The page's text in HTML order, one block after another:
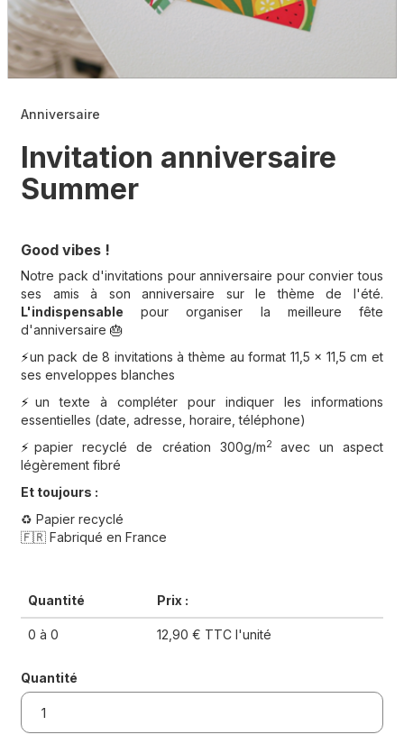
Anniversaire
Invitation anniversaire
Summer
Good vibes !
Notre pack d'invitations pour anniversaire pour convier tous
ses amis à son anniversaire sur le thème de l'été.
L'indispensable pour organiser la meilleure fête
d'anniversaire 🎂
⚡️un pack de 8 invitations à thème au format 11,5 x 11,5 cm et
ses enveloppes blanches
⚡️ un texte à compléter pour indiquer les informations
essentielles (date, adresse, horaire, téléphone)
⚡️papier recyclé de création 300g/m2 avec un aspect
légèrement fibré
Et toujours :
♻️ Papier recyclé
🇫🇷 Fabriqué en France
Quantité Prix :
0 à 0 12,90 € TTC l'unité
Quantité